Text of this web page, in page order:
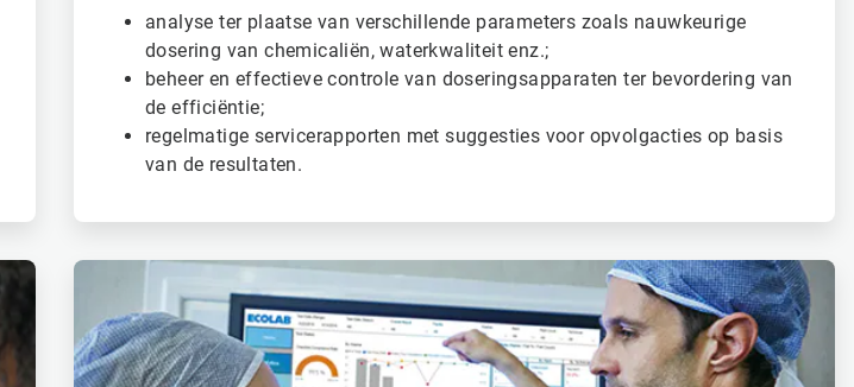
analyse ter plaatse van verschillende parameters zoals nauwkeurige
dosering van chemicaliën, waterkwaliteit enz.;
beheer en effectieve controle van doseringsapparaten ter bevordering van
de efficiëntie;
regelmatige servicerapporten met suggesties voor opvolgacties op basis
van de resultaten.
ArticleTile
4